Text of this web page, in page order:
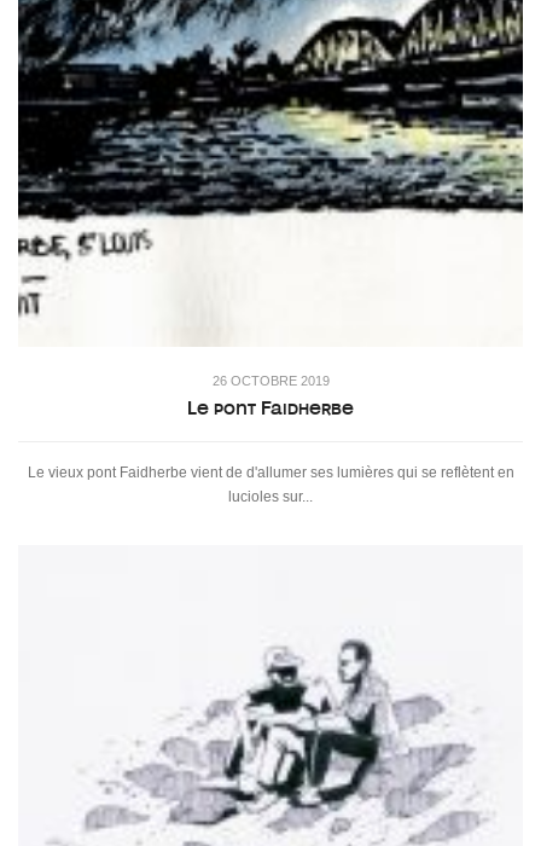
26 OCTOBRE 2019
Le pont Faidherbe
Le vieux pont Faidherbe vient de d'allumer ses lumières qui se reflètent en
lucioles sur...